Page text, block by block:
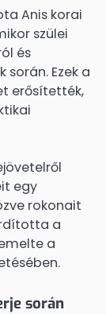
Anis korai
szülei
és
Ezek a
erősítették,
egy
rokonait
a
a
során